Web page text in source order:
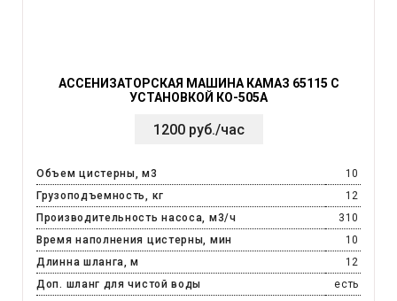
АССЕНИЗАТОРСКАЯ МАШИНА КАМАЗ 65115 С
УСТАНОВКОЙ КО-505А
1200 руб./час
Объем цистерны, м3
10
Грузоподъемность, кг
12
Производительность насоса, м3/ч
310
Время наполнения цистерны, мин
10
Длинна шланга, м
12
Доп. шланг для чистой воды
есть